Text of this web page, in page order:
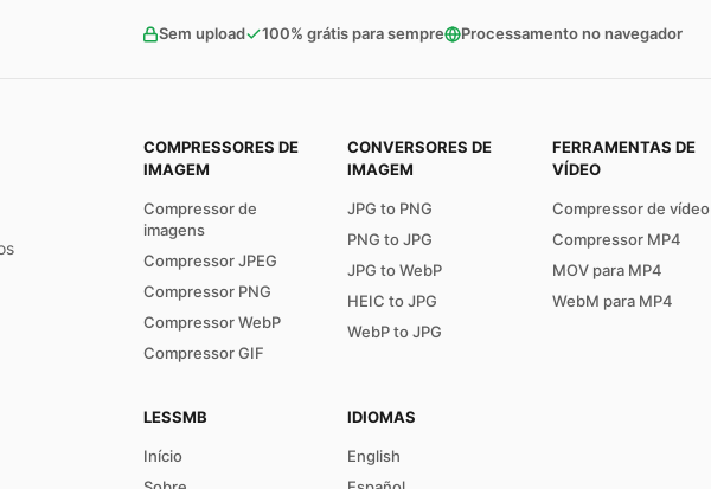
Sem upload 100% grátis para sempre Processamento no navegador
COMPRESSORES DE
IMAGEM
Compressor de
imagens
Compressor JPEG
Compressor PNG
Compressor WebP
Compressor GIF
CONVERSORES DE
IMAGEM
JPG to PNG
PNG to JPG
JPG to WebP
HEIC to JPG
WebP to JPG
FERRAMENTAS DE
VÍDEO
Compressor de vídeo
Compressor MP4
MOV para MP4
WebM para MP4
LESSMB
Início
IDIOMAS
English